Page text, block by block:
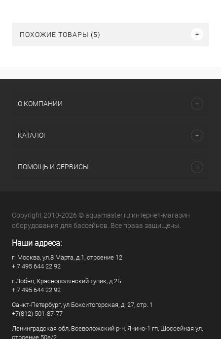
ПОХОЖИЕ ТОВАРЫ (5)
О КОМПАНИИ
КАТАЛОГ
ПОМОЩЬ И СЕРВИСЫ
Copyright 2010-2026 © aquamaster.ru интернет-магазин
оборудования для бассейнов. Все права защищены.
Наши адреса:
г. Москва, ул.8 Марта, д.1, строение 12
+ 7 495 644 22 92
г.Лобня, Краснополянский тупик, д.2Б
+ 7 495 644 22 92
Санкт-Петербург, ул Бокситогорская, д. 27, стр. 1
+7(812) 501-87-77
Ленинградская обл, Всеволожский р-н, Янино-1 гп, Шоссейная ул,
строение 50а/2